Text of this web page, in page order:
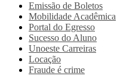
Emissão de Boletos
Mobilidade Acadêmica
Portal do Egresso
Sucesso do Aluno
Unoeste Carreiras
Locação
Fraude é crime